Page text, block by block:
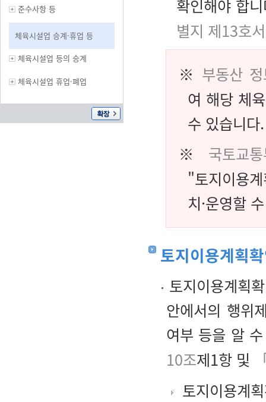
준수사항 등
체육시설업 승계·휴업 등
체육시설업 등의 승계
체육시설업 휴업·폐업
확인해야 합
별지 제13호
※ 부동산
여 해당 체
수 있습니다.
※ 국토교
"토지이용
치·운영할
토지이용계획
토지이용계획
안에서의 행위
여부 등을 알
10조제1항 및
토지이용계